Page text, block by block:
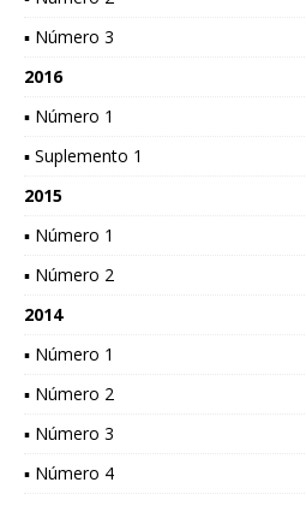
▪ Número 3
2016
▪ Número 1
▪ Suplemento 1
2015
▪ Número 1
▪ Número 2
2014
▪ Número 1
▪ Número 2
▪ Número 3
▪ Número 4